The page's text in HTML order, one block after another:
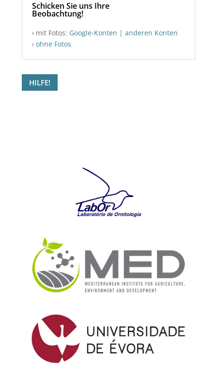
Schicken Sie uns Ihre
Beobachtung!
› mit Fotos: Google-Konten | anderen Konten
› ohne Fotos
HILFE!